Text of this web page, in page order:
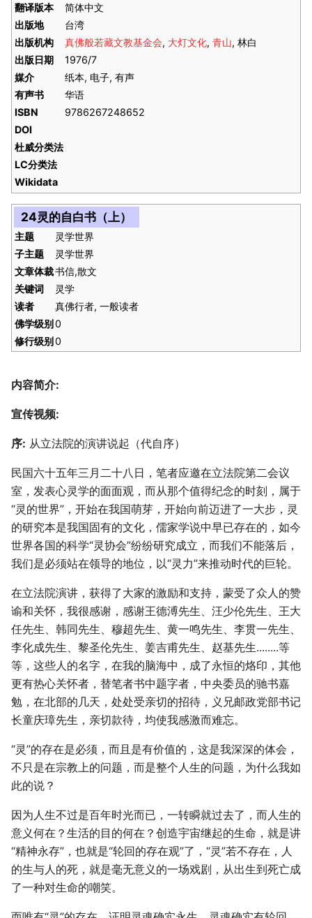
翻译版本
简体中文
出版地
台湾
出版机构
真佛般若藏文教基金会, 大灯文化, 青山, 林白
出版日期
1976/7
媒介
纸本, 电子, 有声
有声书
华语
ISBN
9786267248652
DOI
杜威分类法
LC分类法
Wikidata
24灵的自白书（上）
主题
灵学世界
子主题
灵学世界
文章体裁书信,散文
关键词
灵学
读者
真佛行者, 一般读者
佛学级别0
修行级别0
内容简介:
宣传视频:
序: 从立法院的演讲说起（代自序）
民国六十五年三月二十八日，笔者应邀在立法院第二会议
室，发表心灵学的面面观，而从那个值得纪念的时刻，属于
“灵的世界”，开始在我国萌芽，开始向前迈进了一大步，灵
的研究本是我国固有的文化，儒家学说中早已存在的，如今
世界各国的科学“灵协会”纷纷研究成立，而我们不能落后，
我们是必须站在领导的地位，以“灵力”来推动时代的巨轮。
在立法院演讲，获得了大家的激励和支持，蒙受了众人的赞
谕和关怀，我很感谢，感谢王德溥先生、汪少伦先生、王大
任先生、韩同先生、穆超先生、黄一鸣先生、李贯一先生、
李化成先生、黎圣伦先生、姜吉甫先生、赵基先生........等
等，这些人的名字，在我的脑海中，成了永恒的烙印，其他
更有热心关怀者，替笔者书中题字者，中央委员的驰书嘉
勉，在北部的几天，处处受亲切的招待，义兄邮政党部书记
长童庆璋先生，亲切款待，均使我感激而难忘。
“灵”的存在是必须，而且是有价值的，这是我深深的体会，
不只是在宗教上的问题，而是整个人生的问题，为什么我如
此的说？
因为人生不过是百年时光而已，一转瞬就过去了，而人生的
意义何在？生活的目的何在？创造宇宙继起的生命，就是讲
“精神永存”，也就是“轮回的存在观”了，“灵”若不存在，人
的生与人的死，就是毫无意义的一场戏剧，从出生到死亡成
了一种对生命的嘲笑。